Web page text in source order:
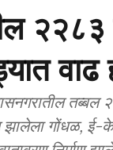
२२८३
वाढ
तब्बल
झालेला गोंधळ,